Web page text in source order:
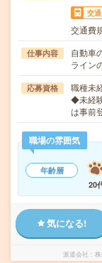
交
交通費
仕事内容
自動車
ライン
応募資格
職種未
◆未経
は事前
職場の雰囲気
年齢層
20
気になる!
派遣会社